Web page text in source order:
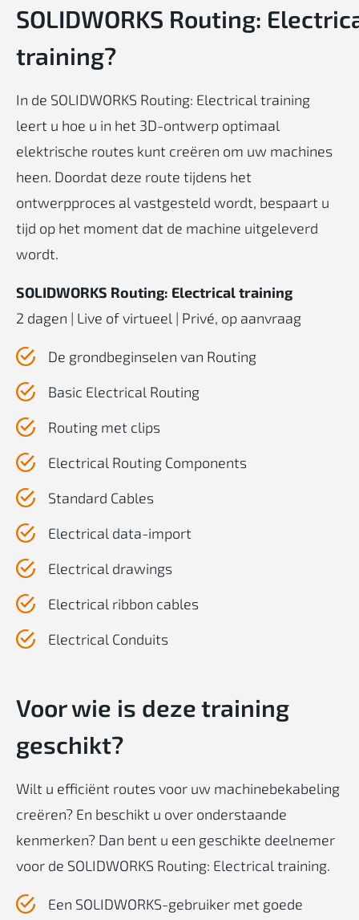
SOLIDWORKS Routing:
training?
In de SOLIDWORKS Routing: Electrical training
leert u hoe u in het 3D-ontwerp optimaal
elektrische routes kunt creëren om uw machines
heen. Doordat deze route tijdens het
ontwerpproces al vastgesteld wordt, bespaart u
tijd op het moment dat de machine uitgeleverd
wordt.
SOLIDWORKS Routing: Electrical training
2 dagen | Live of virtueel | Privé, op aanvraag
De grondbeginselen van Routing
Basic Electrical Routing
Routing met clips
Electrical Routing Components
Standard Cables
Electrical data-import
Electrical drawings
Electrical ribbon cables
Electrical Conduits
Voorwie is dezetraining
geschikt?
Wilt u efficiënt routes voor uw machinebekabeling
creëren? En beschikt u over onderstaande
kenmerken? Dan bent u een geschikte deelnemer
voor de SOLIDWORKS Routing: Electrical training.
Een SOLIDWORKS-gebruiker met goede